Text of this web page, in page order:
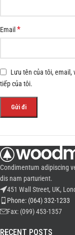
Email*
Lưu tên của tôi, email,
tiếp của tôi.
Condimentum adipiscing
dis nam parturient.
451 Wall Street, UK,
Phone: (064) 332-1233
Fax: (099) 453-1357
RECENT POSTS